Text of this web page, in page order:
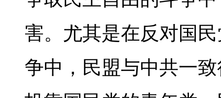
害。尤其是在反对国
争中，民盟与中共一